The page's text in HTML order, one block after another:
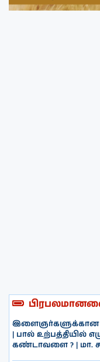
இளைஞர்களுக்கான
| பால் உற்பத்தியில்
கண்டாவளை ? | மா.